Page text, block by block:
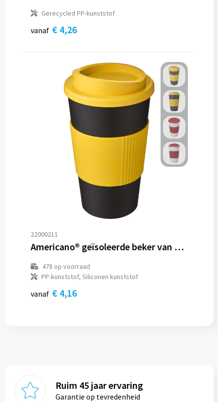
Gerecycled PP-kunststof
vanaf € 4,26
22000211
Americano® geïsoleerde beker van 350 ml met handgreep
478 op voorraad
PP-kunststof, Siliconen kunststof
vanaf € 4,16
Ruim 45 jaar ervaring
Garantie op tevredenheid